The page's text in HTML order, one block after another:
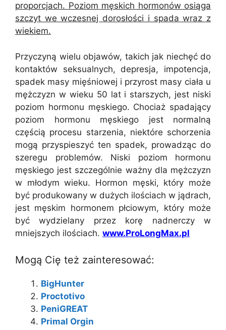
proporcjach. Poziom męskich hormonów osiąga
szczyt we wczesnej dorosłości i spada wraz z
wiekiem.
Przyczyną wielu objawów, takich jak niechęć do
kontaktów seksualnych, depresja, impotencja,
spadek masy mięśniowej i przyrost masy ciała u
mężczyzn w wieku 50 lat i starszych, jest niski
poziom hormonu męskiego. Chociaż spadający
poziom hormonu męskiego jest normalną
częścią procesu starzenia, niektóre schorzenia
mogą przyspieszyć ten spadek, prowadząc do
szeregu problemów. Niski poziom hormonu
męskiego jest szczególnie ważny dla mężczyzn
w młodym wieku. Hormon męski, który może
być produkowany w dużych ilościach w jądrach,
jest męskim hormonem płciowym, który może
być wydzielany przez korę nadnerczy w
mniejszych ilościach. www.ProLongMax.pl
Mogą Cię też zainteresować:
BigHunter
Proctotivo
PeniGREAT
Primal Orgin